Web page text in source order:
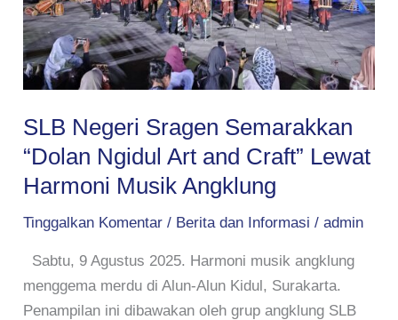
SLB Negeri Sragen Semarakkan
“Dolan Ngidul Art and Craft” Lewat
Harmoni Musik Angklung
Tinggalkan Komentar / Berita dan Informasi /admin
Sabtu, 9 Agustus 2025. Harmoni musik angklung
menggema merdu di Alun-Alun Kidul, Surakarta.
Penampilan ini dibawakan oleh grup angklung SLB
Ngidul
Art
and
Lewat
Harmoni
Musik